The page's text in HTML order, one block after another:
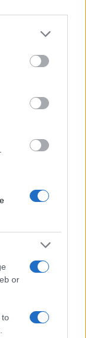
more Google
may click to
party tags to
below Google
or
to
pratica alla
recensioni